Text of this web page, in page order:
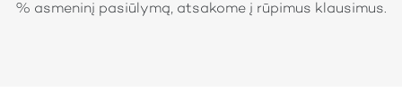
% asmeninį pasiūlymą, atsakome į rūpimus klausimus.